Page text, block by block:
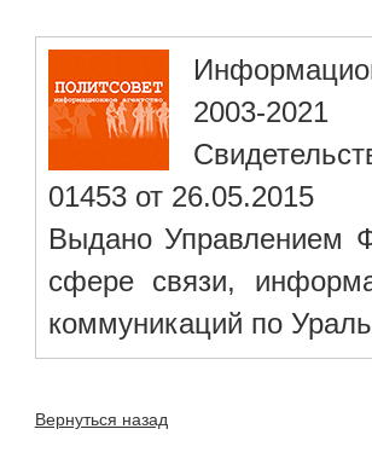
2003-2021
01453 от 26.05.2015
Выдано Управлением
сфере связи,
коммуникаций по
Вернуться назад